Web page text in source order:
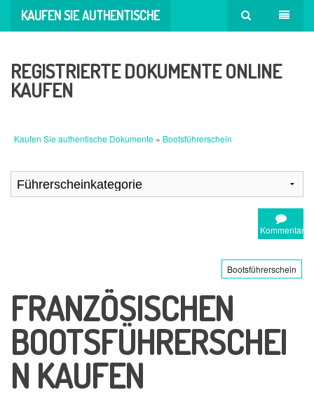
KAUFEN SIE AUTHENTISCHE
REGISTRIERTE DOKUMENTE ONLINE
KAUFEN
Kaufen Sie authentische Dokumente » Bootsführerschein
Kommentar
Bootsführerschein
FRANZÖSISCHEN
BOOTSFÜHRERSCHEI
N KAUFEN